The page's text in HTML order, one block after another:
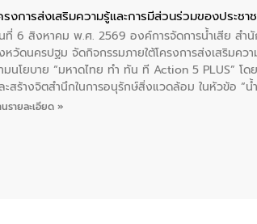
รงการส่งเสริมความรู้และการมีส่วนร่วมของประช
ที่ 6 สิงหาคม พ.ศ. 2569 องค์การจัดการน้ำเสีย สำ
หวัดนครปฐม จัดกิจกรรมภายใต้โครงการส่งเสริมคว
มนโยบาย “มหาดไทย ทำ ทัน ที Action 5 PLUS” โด
ะสร้างจิตสำนึกในการอนุรักษ์สิ่งแวดล้อม ในหัวข้อ “น้
งน้ำเสีย แนวทางการลดการเกิดน้ำเสียจากแหล่งกำ
นรายละเอียด »